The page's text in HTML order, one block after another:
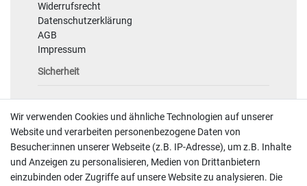
Widerrufsrecht
Datenschutzerklärung
AGB
Impressum
Sicherheit
Kontakt
Wir verwenden Cookies und ähnliche Technologien auf unserer
Website und verarbeiten personenbezogene Daten von
Besucher:innen unserer Webseite (z.B. IP-Adresse), um z.B. Inhalte
und Anzeigen zu personalisieren, Medien von Drittanbietern
einzubinden oder Zugriffe auf unsere Website zu analysieren. Die